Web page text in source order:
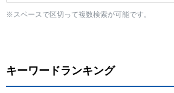
※スペースで区切って複数検索が可能です。
キーワードランキング